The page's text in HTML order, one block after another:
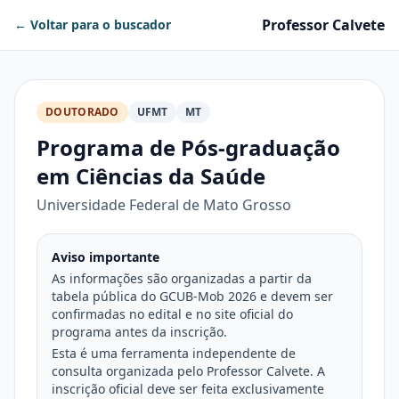
← Voltar para o buscador Professor Calvete
DOUTORADO UFMT MT
Programa de Pós-graduação
em Ciências da Saúde
Universidade Federal de Mato Grosso
Aviso importante
As informações são organizadas a partir da
tabela pública do GCUB-Mob 2026 e devem ser
confirmadas no edital e no site oficial do
programa antes da inscrição.
Esta é uma ferramenta independente de
consulta organizada pelo Professor Calvete. A
inscrição oficial deve ser feita exclusivamente